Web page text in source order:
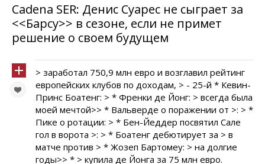
Cadena SER: Денис Суарес не сыграет за
<<Барсу>> в сезоне, если не примет
решение о своем будущем
> заработал 750,9 млн евро и возглавил рейтинг
европейских клубов по доходам, > - 25-й * Кевин-
Принс Боатенг: > * Френки де Йонг: > всегда была
моей мечтой>> * Вальверде о поражении от >: > *
Пике о ротации: > * Бен-Йеддер посвятил Сале
гол в ворота >: > * Боатенг дебютирует за > в
матче против > * Жозеп Бартомеу: > на долгие
годы>> * > купила де Йонга за 75 млн евро.